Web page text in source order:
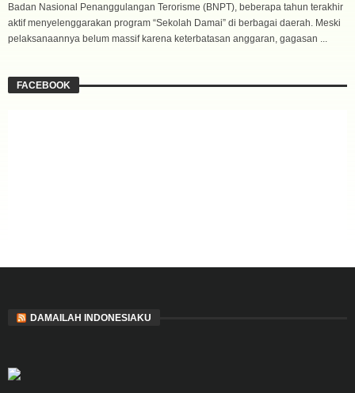
Badan Nasional Penanggulangan Terorisme (BNPT), beberapa tahun terakhir
aktif menyelenggarakan program “Sekolah Damai” di berbagai daerah. Meski
pelaksanaannya belum massif karena keterbatasan anggaran, gagasan ...
FACEBOOK
DAMAILAH INDONESIAKU